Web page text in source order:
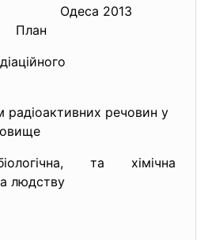
Одеса 2013
План
радіоактивних речовин у
та хімічна
людству